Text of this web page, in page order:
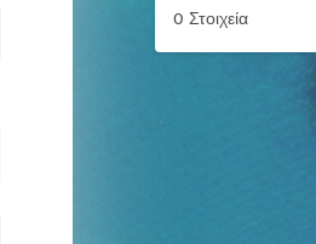
0 Στοιχεία